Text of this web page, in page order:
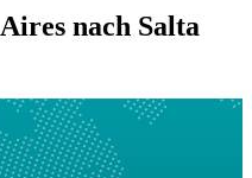
nach Salta